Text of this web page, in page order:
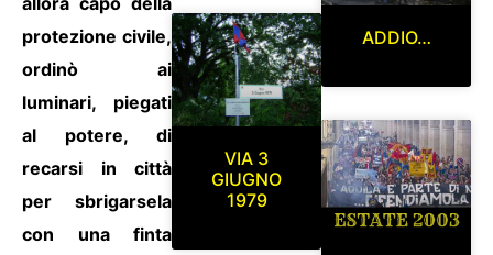
protezione civile,
ordinò ai
luminari, piegati
al potere, di
recarsi in città
per sbrigarsela
con una finta
VIA 3
GIUGNO
1979
ADDIO…